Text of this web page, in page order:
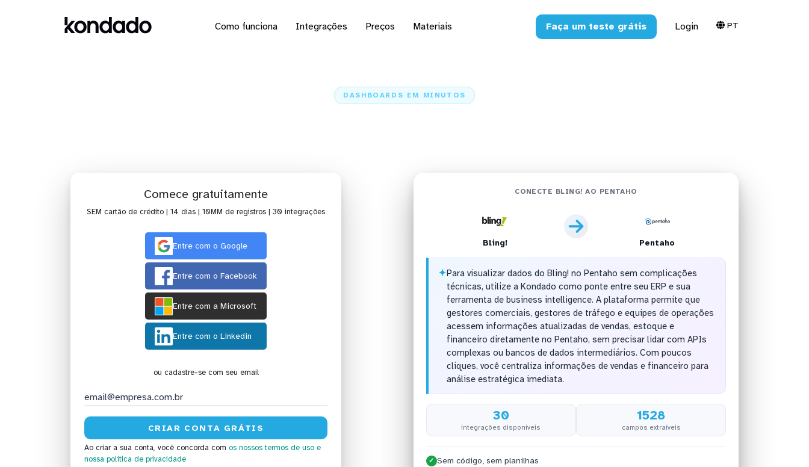
Como funciona Integrações Preços Materiais Faça um teste grátis Login PT
DASHBOARDS EM MINUTOS
Comece gratuitamente
SEM cartão de crédito | 14 dias | 10MM de registros | 30 integrações
Entre com o Google
Entre com o Facebook
Entre com a Microsoft
Entre com o Linkedin
ou cadastre-se com seu email
Ao criar a sua conta, você concorda com os nossos termos de uso e
nossa política de privacidade
CONECTE BLING! AO PENTAHO
Bling! Pentaho
✦Para visualizar dados do Bling! no Pentaho sem complicações
técnicas, utilize a Kondado como ponte entre seu ERP e sua
ferramenta de business intelligence. A plataforma permite que
gestores comerciais, gestores de tráfego e equipes de operações
acessem informações atualizadas de vendas, estoque e
financeiro diretamente no Pentaho, sem precisar lidar com APIs
complexas ou bancos de dados intermediários. Com poucos
cliques, você centraliza informações de vendas e financeiro para
análise estratégica imediata.
30
integrações disponíveis
1528
campos extraíveis
✓ Sem código, sem planilhas